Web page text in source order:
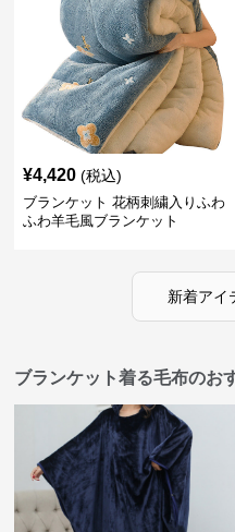
¥4,420 (税込)
ブランケット 花柄刺繍入りふわ
ふわ羊毛風ブランケット
新着アイ
ブランケット着る毛布のお